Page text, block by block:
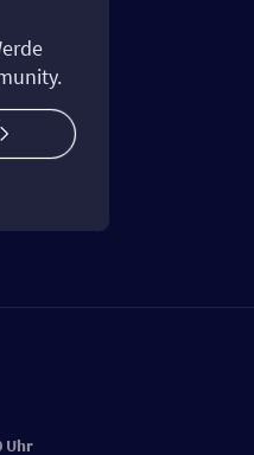
Uhr